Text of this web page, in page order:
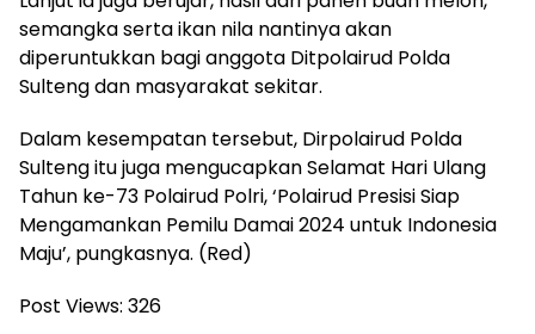
semangka serta ikan nila nantinya akan
diperuntukkan bagi anggota Ditpolairud Polda
Sulteng dan masyarakat sekitar.
Dalam kesempatan tersebut, Dirpolairud Polda
Sulteng itu juga mengucapkan Selamat Hari Ulang
Tahun ke-73 Polairud Polri, ‘Polairud Presisi Siap
Mengamankan Pemilu Damai 2024 untuk Indonesia
Maju’, pungkasnya. (Red)
Post Views: 326